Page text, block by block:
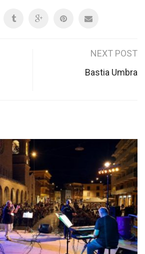
NEXT POST
Bastia Umbra